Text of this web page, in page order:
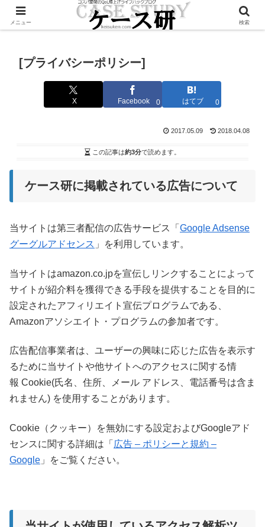
Twitterで毎日お得情報発信中！是非フォローお願いします
[プライバシーポリシー]
X Facebook 0 はてブ 0
2017.05.09 2018.04.08
この記事は約3分で読めます。
ケース研に掲載されている広告について
当サイトは第三者配信の広告サービス「 Google Adsense
グーグルアドセンス 」を利用しています。
当サイトはamazon.co.jpを宣伝しリンクすることによって
サイトが紹介料を獲得できる手段を提供することを目的に
設定されたアフィリエイト宣伝プログラムである、
Amazonアソシエイト・プログラムの参加者です。
広告配信事業者は、ユーザーの興味に応じた広告を表示す
るために当サイトや他サイトへのアクセスに関する情
報 Cookie(氏名、住所、メール アドレス、電話番号は含ま
れません) を使用することがあります。
Cookie（クッキー）を無効にする設定およびGoogleアド
センスに関する詳細は「 広告 – ポリシーと規約 –
Google 」をご覧ください。
メニュー 検索